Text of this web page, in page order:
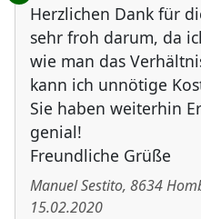
Herzlichen Dank für
sehr froh darum, da
wie man das
kann ich unnötige
Sie haben weiterhin
genial!
Freundliche Grüße
Manuel Sestito, 8634
15.02.2020